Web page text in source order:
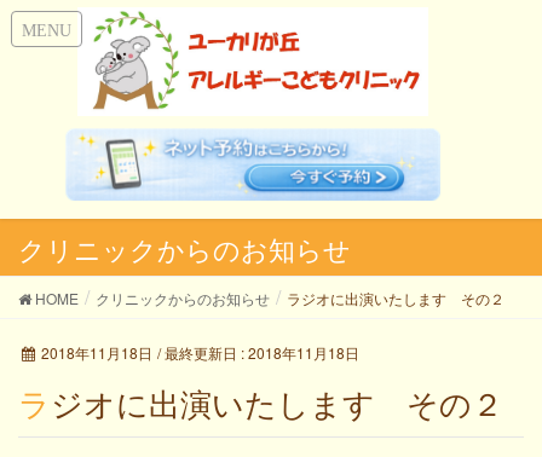
クリニックからのお知らせ
HOME クリニックからのお知らせ ラジオに出演いたします その２
2018年11月18日 / 最終更新日 :2018年11月18日
ラジオに出演いたします その２